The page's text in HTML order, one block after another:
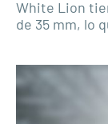
White Lion
de 35 mm, lo